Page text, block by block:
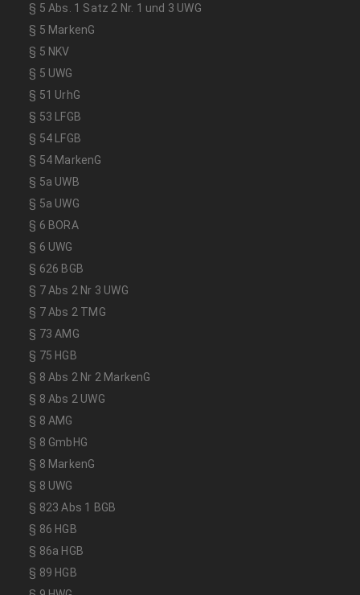
§ 5 Abs. 1 Satz 2 Nr. 1 und 3 UWG
§ 5 MarkenG
§ 5 NKV
§ 5 UWG
§ 51 UrhG
§ 53 LFGB
§ 54 LFGB
§ 54 MarkenG
§ 5a UWB
§ 5a UWG
§ 6 BORA
§ 6 UWG
§ 626 BGB
§ 7 Abs 2 Nr 3 UWG
§ 7 Abs 2 TMG
§ 73 AMG
§ 75 HGB
§ 8 Abs 2 Nr 2 MarkenG
§ 8 Abs 2 UWG
§ 8 AMG
§ 8 GmbHG
§ 8 MarkenG
§ 8 UWG
§ 823 Abs 1 BGB
§ 86 HGB
§ 86a HGB
§ 89 HGB